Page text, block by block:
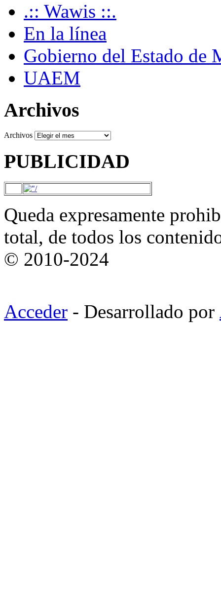
.:: Wawis ::.
En la línea
Gobierno del Estado de
UAEM
Archivos
Archivos
PUBLICIDAD
Queda expresamente
total, de todos los
© 2010-2024
Acceder - Desarrollado por